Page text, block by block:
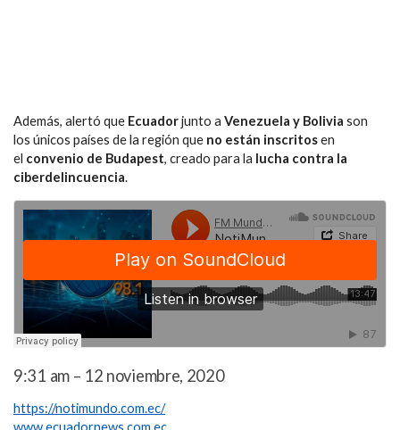
Además, alertó que Ecuadorjunto a Venezuela y Bolivia son
los únicos países de la región que no están inscritosen
el convenio de Budapest, creado para la lucha contra la
ciberdelincuencia.
9:31 am – 12 noviembre, 2020
https://notimundo.com.ec/
www.ecuadornews.com.ec